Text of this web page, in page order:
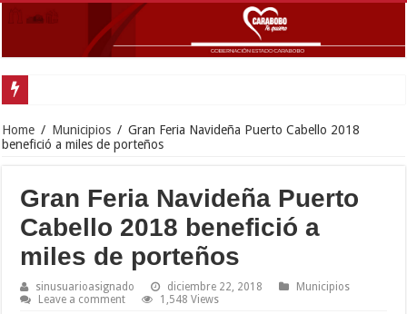
Home / Municipios / Gran Feria Navideña Puerto Cabello 2018
benefició a miles de porteños
Gran Feria Navideña Puerto
Cabello 2018 benefició a
miles de porteños
sinusuarioasignado diciembre 22, 2018
Municipios
Leave a comment
1,548 Views